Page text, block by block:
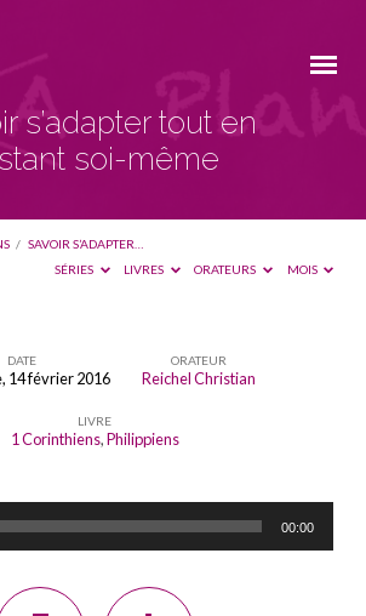
s’adapter tout en
soi-même
/ SAVOIR S’ADAPTER…
SÉRIES
LIVRES ORATEURS MOIS
DATE
14 février 2016
ORATEUR
Reichel Christian
LIVRE
1 Corinthiens,Philippiens
00:00